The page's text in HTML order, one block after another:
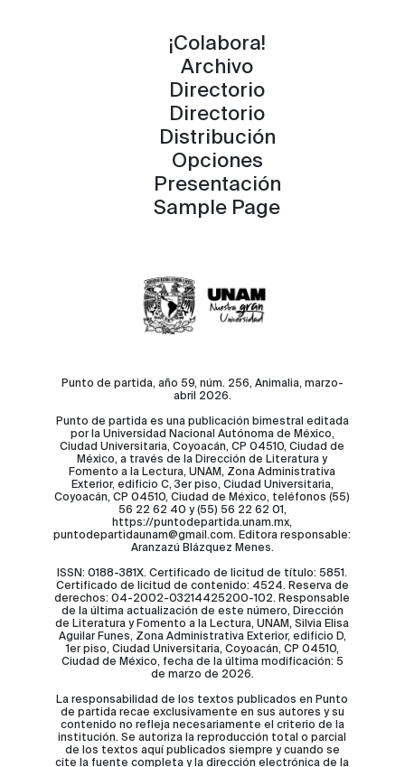
¡Colabora!
Archivo
Directorio
Directorio
Distribución
Opciones
Presentación
Sample Page
Punto de partida, año 59, núm. 256, Animalia, marzo-
abril 2026.
Punto de partida es una publicación bimestral editada
por la Universidad Nacional Autónoma de México,
Ciudad Universitaria, Coyoacán, CP 04510, Ciudad de
México, a través de la Dirección de Literatura y
Fomento a la Lectura, UNAM, Zona Administrativa
Exterior, edificio C, 3er piso, Ciudad Universitaria,
Coyoacán, CP 04510, Ciudad de México, teléfonos (55)
56 22 62 40 y (55) 56 22 62 01,
https://puntodepartida.unam.mx,
puntodepartidaunam@gmail.com. Editora responsable:
Aranzazú Blázquez Menes.
ISSN: 0188-381X. Certificado de licitud de título: 5851.
Certificado de licitud de contenido: 4524. Reserva de
derechos: 04-2002-03214425200-102. Responsable
de la última actualización de este número, Dirección
de Literatura y Fomento a la Lectura, UNAM, Silvia Elisa
Aguilar Funes, Zona Administrativa Exterior, edificio D,
1er piso, Ciudad Universitaria, Coyoacán, CP 04510,
Ciudad de México, fecha de la última modificación: 5
de marzo de 2026.
La responsabilidad de los textos publicados en Punto
de partida recae exclusivamente en sus autores y su
contenido no refleja necesariamente el criterio de la
institución. Se autoriza la reproducción total o parcial
de los textos aquí publicados siempre y cuando se
cite la fuente completa y la dirección electrónica de la